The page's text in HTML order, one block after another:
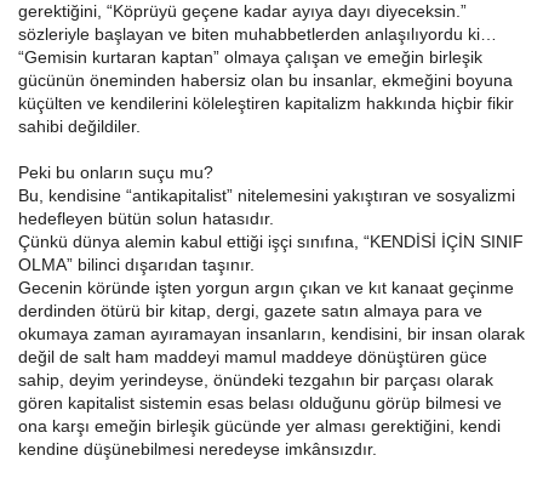
gerektiğini, “Köprüyü geçene kadar ayıya dayı diyeceksin.”
sözleriyle başlayan ve biten muhabbetlerden anlaşılıyordu ki…
“Gemisin kurtaran kaptan” olmaya çalışan ve emeğin birleşik
gücünün öneminden habersiz olan bu insanlar, ekmeğini boyuna
küçülten ve kendilerini köleleştiren kapitalizm hakkında hiçbir fikir
sahibi değildiler.
Peki bu onların suçu mu?
Bu, kendisine “antikapitalist” nitelemesini yakıştıran ve sosyalizmi
hedefleyen bütün solun hatasıdır.
Çünkü dünya alemin kabul ettiği işçi sınıfına, “KENDİSİ İÇİN SINIF
OLMA” bilinci dışarıdan taşınır.
Gecenin köründe işten yorgun argın çıkan ve kıt kanaat geçinme
derdinden ötürü bir kitap, dergi, gazete satın almaya para ve
okumaya zaman ayıramayan insanların, kendisini, bir insan olarak
değil de salt ham maddeyi mamul maddeye dönüştüren güce
sahip, deyim yerindeyse, önündeki tezgahın bir parçası olarak
gören kapitalist sistemin esas belası olduğunu görüp bilmesi ve
ona karşı emeğin birleşik gücünde yer alması gerektiğini, kendi
kendine düşünebilmesi neredeyse imkânsızdır.